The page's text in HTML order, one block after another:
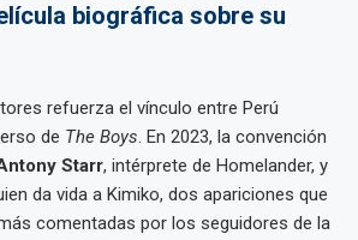
biográfica sobre su
refuerza el vínculo entre Perú
de The Boys. En 2023, la convención
Starr, intérprete de Homelander, y
da vida a Kimiko, dos apariciones que
comentadas por los seguidores de la